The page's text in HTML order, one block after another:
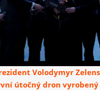
Volodymyr
útočný dron vyrobený